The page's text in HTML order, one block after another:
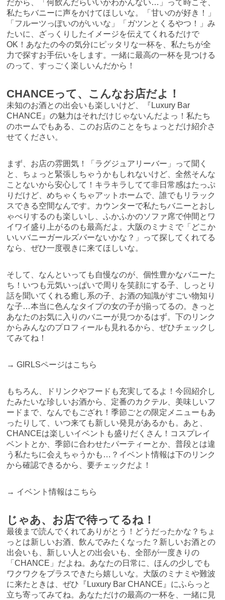
だから、「何飲んだらいいかわかんない…」って時こそ、
私たちバニーに声をかけてほしいな。「甘いのが好き！」
「フルーツっぽいのがいいな」「ガツンとくるやつ！」み
たいに、ざっくりしたイメージを伝えてくれるだけで
OK！あなたの今の気分にピッタリな一杯を、私たちが全
力で探すお手伝いをします。一緒に最高の一杯を見つける
のって、すっごく楽しいんだから！
CHANCEって、こんなお店だよ！
未知のお酒との出会いも楽しいけど、『Luxury Bar
CHANCE』の魅力はそれだけじゃないんだよっ！私たち
のホームでもある、このお店のことをちょっとだけ紹介さ
せてください。
まず、お店の雰囲気！「ラグジュアリーバー」って聞く
と、ちょっと緊張しちゃうかもしれないけど、全然そんな
ことないから安心して！キラキラしてて非日常感はたっぷ
りだけど、めちゃくちゃアットホームで、誰でもリラック
スできる空間なんです。カウンターで私たちバニーとおし
ゃべりするのも楽しいし、ふかふかのソファ席で仲間とワ
イワイ盛り上がるのも最高だよ。大阪のミナミで「どこか
いいバニーガールズバーないかな？」って探してくれてる
なら、ぜひ一度覗きに来てほしいな。
そして、なんといっても自慢なのが、個性豊かなバニーた
ち！いつも元気いっぱいで周りを笑顔にする子、しっとり
話を聞いてくれる癒し系の子、お酒の知識がすごい物知り
な子…本当に色んなタイプの女の子が揃ってるの。きっと
あなたのお気に入りのバニーが見つかるはず。下のリンク
からみんなのプロフィールも見れるから、ぜひチェックし
てみてね！
→GIRLSページはこちら
もちろん、ドリンクやフードも充実してるよ！今回紹介し
たみたいな珍しいお酒から、定番のカクテル、美味しいフ
ードまで、なんでもござれ！季節ごとの限定メニューもあ
ったりして、いつ来ても新しい発見があるかも。あと、
CHANCEは楽しいイベントも盛りだくさん！コスプレイ
ベントとか、季節に合わせたパーティーとか、普段とは違
う私たちに会えちゃうかも…？イベント情報は下のリンク
から確認できるから、要チェックだよ！
→ イベント情報はこちら
じゃあ、お店で待ってるね！
最後まで読んでくれてありがとう！どうだったかな？ちょ
っとは新しいお酒、飲んでみたくなった？新しいお酒との
出会いも、新しい人との出会いも、全部が一度きりの
「CHANCE」だよね。あなたの日常に、ほんの少しでも
ワクワクをプラスできたら嬉しいな。大阪のミナミや難波
に来たときは、ぜひ『Luxury Bar CHANCE』にふらっと
立ち寄ってみてね。あなただけの最高の一杯を、一緒に見